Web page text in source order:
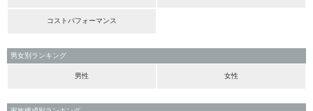
コストパフォーマンス
男女別ランキング
男性 女性